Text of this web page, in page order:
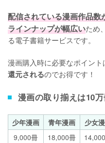
配信されている漫画作品
ラインナップが幅広いため
る電子書籍サービスです。
漫画購入時に必要なポイント
還元されるのでお得です！
漫画の取り揃えは10万
少年漫画 青年漫画 少女
9,000冊
18,000冊